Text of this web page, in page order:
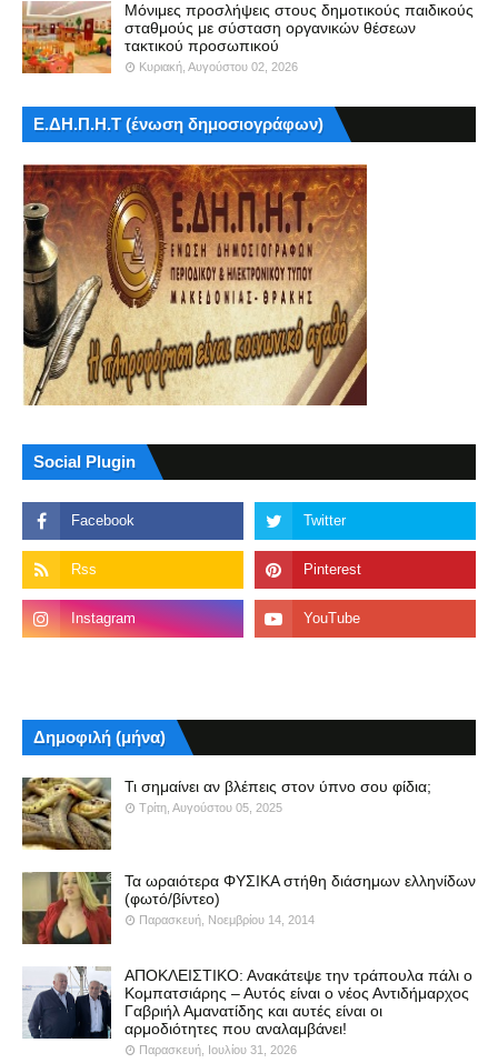
Μόνιμες προσλήψεις στους δημοτικούς παιδικούς
σταθμούς με σύσταση οργανικών θέσεων
τακτικού προσωπικού
Κυριακή, Αυγούστου 02, 2026
Ε.ΔΗ.Π.Η.Τ (ένωση δημοσιογράφων)
Social Plugin
Δημοφιλή (μήνα)
Τι σημαίνει αν βλέπεις στον ύπνο σου φίδια;
Τρίτη, Αυγούστου 05, 2025
Τα ωραιότερα ΦΥΣΙΚΑ στήθη διάσημων ελληνίδων
(φωτό/βίντεο)
Παρασκευή, Νοεμβρίου 14, 2014
ΑΠΟΚΛΕΙΣΤΙΚΟ: Ανακάτεψε την τράπουλα πάλι ο
Κομπατσιάρης – Αυτός είναι ο νέος Αντιδήμαρχος
Γαβριήλ Αμανατίδης και αυτές είναι οι
αρμοδιότητες που αναλαμβάνει!
Παρασκευή, Ιουλίου 31, 2026